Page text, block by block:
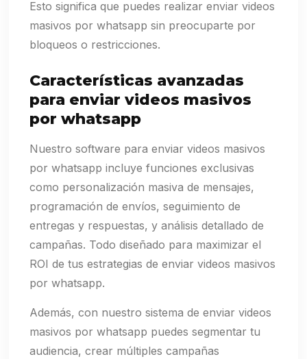
Esto significa que puedes realizar enviar videos
masivos por whatsapp sin preocuparte por
bloqueos o restricciones.
Características avanzadas
para enviar videos masivos
por whatsapp
Nuestro software para enviar videos masivos
por whatsapp incluye funciones exclusivas
como personalización masiva de mensajes,
programación de envíos, seguimiento de
entregas y respuestas, y análisis detallado de
campañas. Todo diseñado para maximizar el
ROI de tus estrategias de enviar videos masivos
por whatsapp.
Además, con nuestro sistema de enviar videos
masivos por whatsapp puedes segmentar tu
audiencia, crear múltiples campañas